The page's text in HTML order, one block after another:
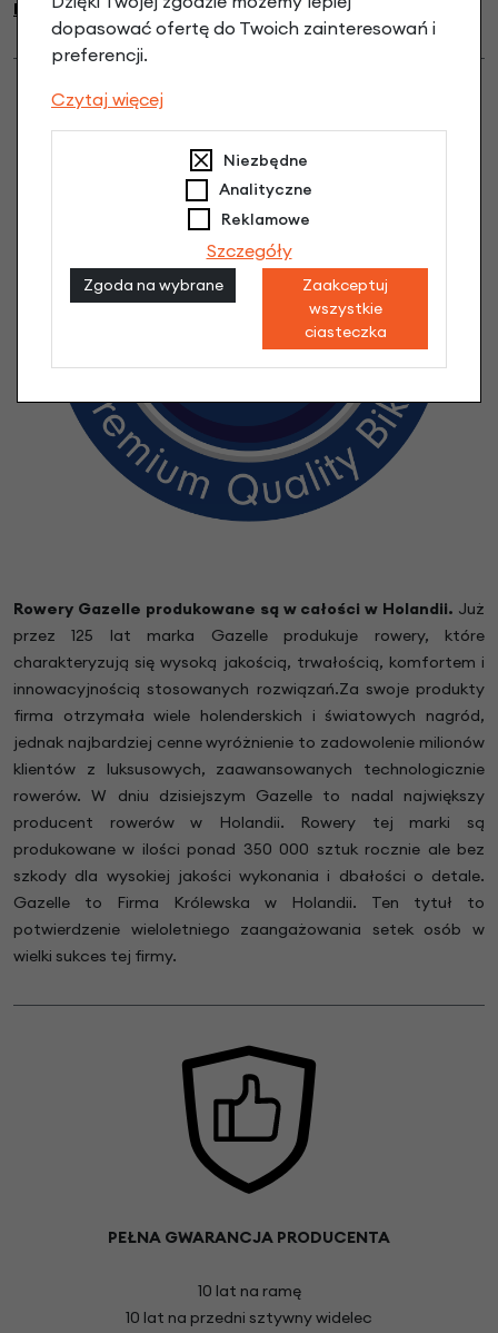
KUPISZ TUTAJ
Rowery Gazelle produkowane są w całości w Holandii. Już
przez 125 lat marka Gazelle produkuje rowery, które
charakteryzują się wysoką jakością, trwałością, komfortem i
innowacyjnością stosowanych rozwiązań.Za swoje produkty
firma otrzymała wiele holenderskich i światowych nagród,
jednak najbardziej cenne wyróżnienie to zadowolenie milionów
klientów z luksusowych, zaawansowanych technologicznie
rowerów. W dniu dzisiejszym Gazelle to nadal największy
producent rowerów w Holandii. Rowery tej marki są
produkowane w ilości ponad 350 000 sztuk rocznie ale bez
szkody dla wysokiej jakości wykonania i dbałości o detale.
Gazelle to Firma Królewska w Holandii. Ten tytuł to
potwierdzenie wieloletniego zaangażowania setek osób w
wielki sukces tej firmy.
PEŁNA GWARANCJA PRODUCENTA
10 lat na ramę
10 lat na przedni sztywny widelec
dopasować ofertę do Twoich zainteresowań i
preferencji.
Czytaj więcej
Niezbędne
Analityczne
Reklamowe
Szczegóły
Zgoda na wybrane
Zaakceptuj
wszystkie
ciasteczka